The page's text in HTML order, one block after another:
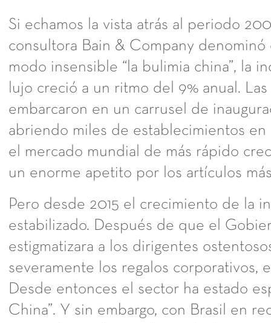
Si echamos la vista atrás al periodo
consultora Bain & Company
modo insensible “la bulimia china”, la
lujo creció a un ritmo del 9% anual.
embarcaron en un carrusel de
abriendo miles de establecimientos
el mercado mundial de más rápido
un enorme apetito por los artículos
Pero desde 2015 el crecimiento de la
estabilizado. Después de que el
estigmatizara a los dirigentes
severamente los regalos corporativos,
Desde entonces el sector ha estado
China”. Y sin embargo, con Brasil en